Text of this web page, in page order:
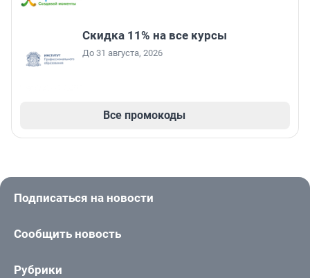
Скидка 11% на все курсы
До 31 августа, 2026
Все промокоды
Подписаться на новости
Сообщить новость
Рубрики